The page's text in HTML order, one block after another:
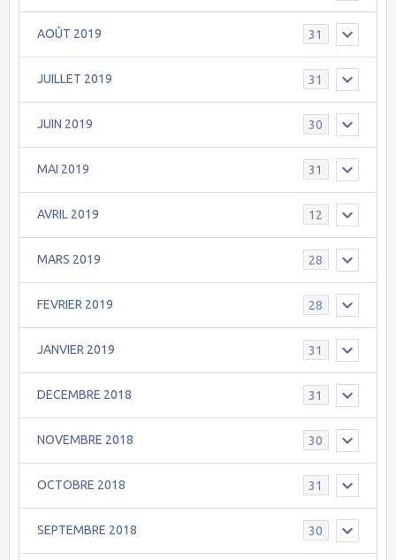
AOÛT 2019 31
JUILLET 2019 31
JUIN 2019 30
MAI 2019 31
AVRIL 2019 12
MARS 2019 28
FEVRIER 2019 28
JANVIER 2019 31
DECEMBRE 2018 31
NOVEMBRE 2018 30
OCTOBRE 2018 31
SEPTEMBRE 2018 30